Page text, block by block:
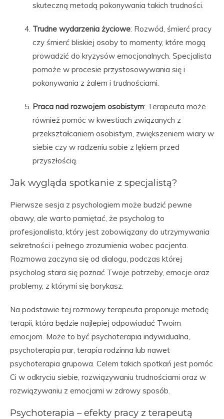
skuteczną metodą pokonywania takich trudności.
Trudne wydarzenia życiowe: Rozwód, śmierć pracy
czy śmierć bliskiej osoby to momenty, które mogą
prowadzić do kryzysów emocjonalnych. Specjalista
pomoże w procesie przystosowywania się i
pokonywania z żalem i trudnościami.
Praca nad rozwojem osobistym: Terapeuta może
również pomóc w kwestiach związanych z
przekształcaniem osobistym, zwiększeniem wiary w
siebie czy w radzeniu sobie z lękiem przed
przyszłością.
Jak wygląda spotkanie z specjalistą?
Pierwsze sesja z psychologiem może budzić pewne
obawy, ale warto pamiętać, że psycholog to
profesjonalista, który jest zobowiązany do utrzymywania
sekretności i pełnego zrozumienia wobec pacjenta.
Rozmowa zaczyna się od dialogu, podczas której
psycholog stara się poznać Twoje potrzeby, emocje oraz
problemy, z którymi się borykasz.
Na podstawie tej rozmowy terapeuta proponuje metodę
terapii, która będzie najlepiej odpowiadać Twoim
emocjom. Może to być psychoterapia indywidualna,
psychoterapia par, terapia rodzinna lub nawet
psychoterapia grupowa. Celem takich spotkań jest pomóc
Ci w odkryciu siebie, rozwiązywaniu trudnościami oraz w
rozwiązywaniu z emocjami w zdrowy sposób.
Psychoterapia – efekty pracy z terapeutą